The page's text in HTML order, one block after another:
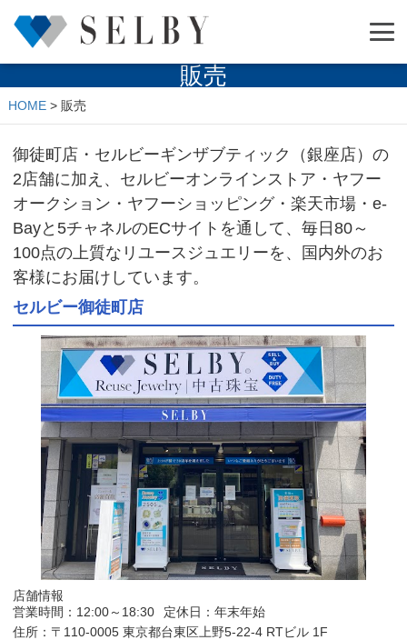
販売
HOME> 販売
御徒町店・セルビーギンザブティック（銀座店）の
2店舗に加え、セルビーオンラインストア・ヤフー
オークション・ヤフーショッピング・楽天市場・e-
Bayと5チャネルのECサイトを通して、毎日80～
100点の上質なリユースジュエリーを、国内外のお
客様にお届けしています。
セルビー御徒町店
店舗情報
営業時間：12:00～18:30
定休日：年末年始
住所：〒110-0005 東京都台東区上野5-22-4 RTビル 1F